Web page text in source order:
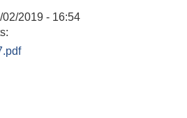
02/2019 - 16:54